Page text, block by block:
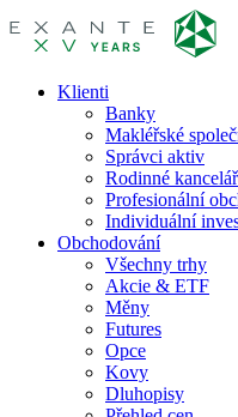
Klienti
Banky
Makléřské
Správci aktiv
Rodinné
Profesionální
Individuální
Obchodování
Všechny trhy
Akcie & ETF
Měny
Futures
Opce
Kovy
Dluhopisy